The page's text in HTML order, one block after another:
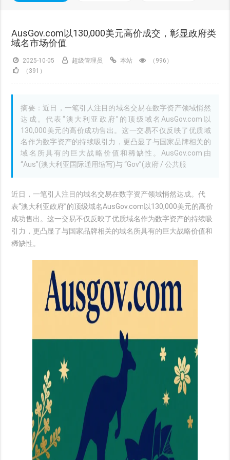
AusGov.com以130,000美元高价成交，彰显政府类
域名市场价值
2025-10-05 超级管理员 本站
（996）
（391）
摘要：近日，一笔引人注目的域名交易在数字资产领域悄然
达成。代表“澳大利亚政府”的顶级域名AusGov.com以
130,000美元的高价成功售出。这一交易不仅反映了优质域
名作为数字资产的持续吸引力，更凸显了与国家品牌相关的
域名所具有的巨大战略价值和稀缺性。AusGov.com由
“Aus”(澳大利亚国际通用缩写)与 “Gov”(政府 / 公共服
近日，一笔引人注目的域名交易在数字资产领域悄然达成。代
表“澳大利亚政府”的顶级域名AusGov.com以130,000美元的高价
成功售出。这一交易不仅反映了优质域名作为数字资产的持续吸
引力，更凸显了与国家品牌相关的域名所具有的巨大战略价值和
稀缺性。